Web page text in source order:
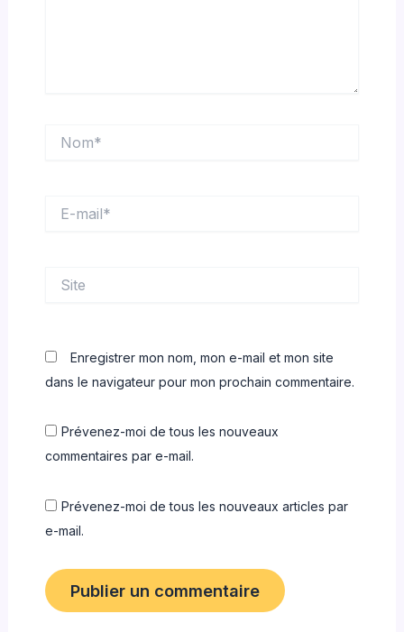
mail*
Enregistrer mon nom, mon e-mail et mon site
dans le navigateur pour mon prochain commentaire.
Prévenez-moi de tous les nouveaux
commentaires par e-mail.
Prévenez-moi de tous les nouveaux articles par
e-mail.